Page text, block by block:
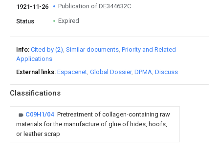
Classifications
C09H1/04 Pretreatment of collagen-containing raw
materials for the manufacture of glue of hides, hoofs,
or leather scrap
1921-11-26 Publication of DE344632C
Status Expired
Info Cited by (2) Similar documents Priority and Related
Applications
External links Espacenet Global Dossier DPMA Discuss